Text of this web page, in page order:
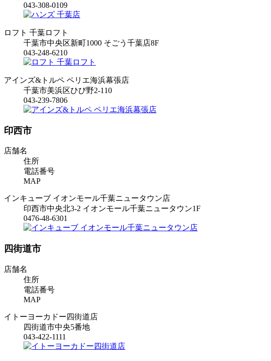
043-308-0109
ロフト 千葉ロフト
千葉市中央区新町1000 そごう千葉店8F
043-248-6210
アインズ&トルペ ペリエ海浜幕張店
千葉市美浜区ひび野2-110
043-239-7806
印西市
店舗名
住所
電話番号
MAP
インキューブ イオンモール千葉ニュータウン店
印西市中央北3-2 イオンモール千葉ニュータウン1F
0476-48-6301
四街道市
店舗名
住所
電話番号
MAP
イトーヨーカドー四街道店
四街道市中央5番地
043-422-1111